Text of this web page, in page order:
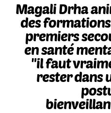
Magali Drha
des
premiers
en santé
"il faut
rester dans